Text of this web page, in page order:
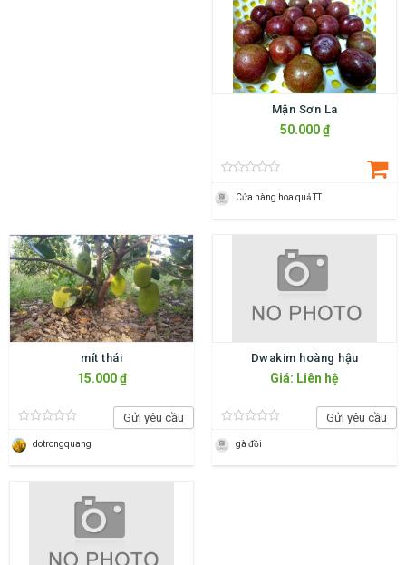
Mận Sơn La
50.000 ₫
Cửa hàng hoa quả TT
mít thái
15.000 ₫
Gửi yêu cầu
dotrongquang
Dwakim hoàng hậu
Giá: Liên hệ
Gửi yêu cầu
gà đồi